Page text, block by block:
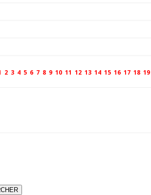
2 3 4 5 6 7 8 9 10 11 12 13 14 15 16 17 18 19